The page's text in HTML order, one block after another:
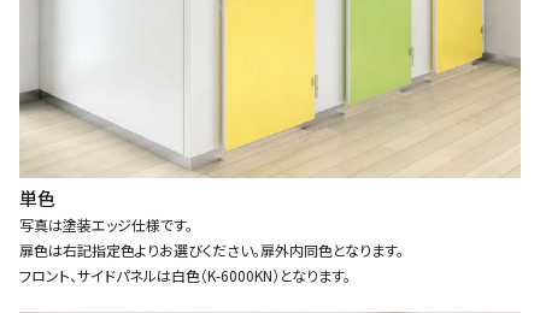
単色
写真は塗装エッジ仕様です。
扉色は右記指定色よりお選びください。扉外内同色となります。
フロント、サイドパネルは白色（K-6000KN）となります。